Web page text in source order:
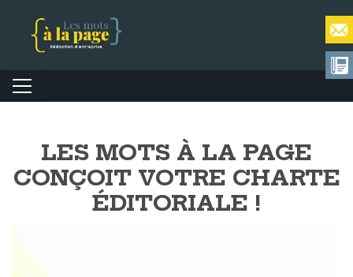
LES MOTS À LA PAGE
CONÇOIT VOTRE CHARTE
ÉDITORIALE !